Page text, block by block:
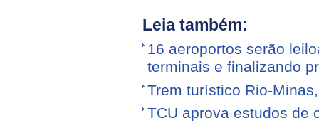
Leia também:
16 aeroportos serão
terminais e finalizando
Trem turístico Rio-
TCU aprova estudos de